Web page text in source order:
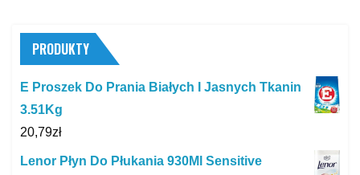
PRODUKTY
E Proszek Do Prania Białych I Jasnych Tkanin
3.51Kg
20,79zł
Lenor Płyn Do Płukania 930Ml Sensitive